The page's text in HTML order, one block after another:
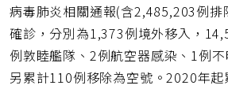
病毒肺炎相關通報(含2,485,203例
確診，分別為1,373例境外移入，
例敦睦艦隊、2例航空器感染、1例不
另累計110例移除為空號。2020年